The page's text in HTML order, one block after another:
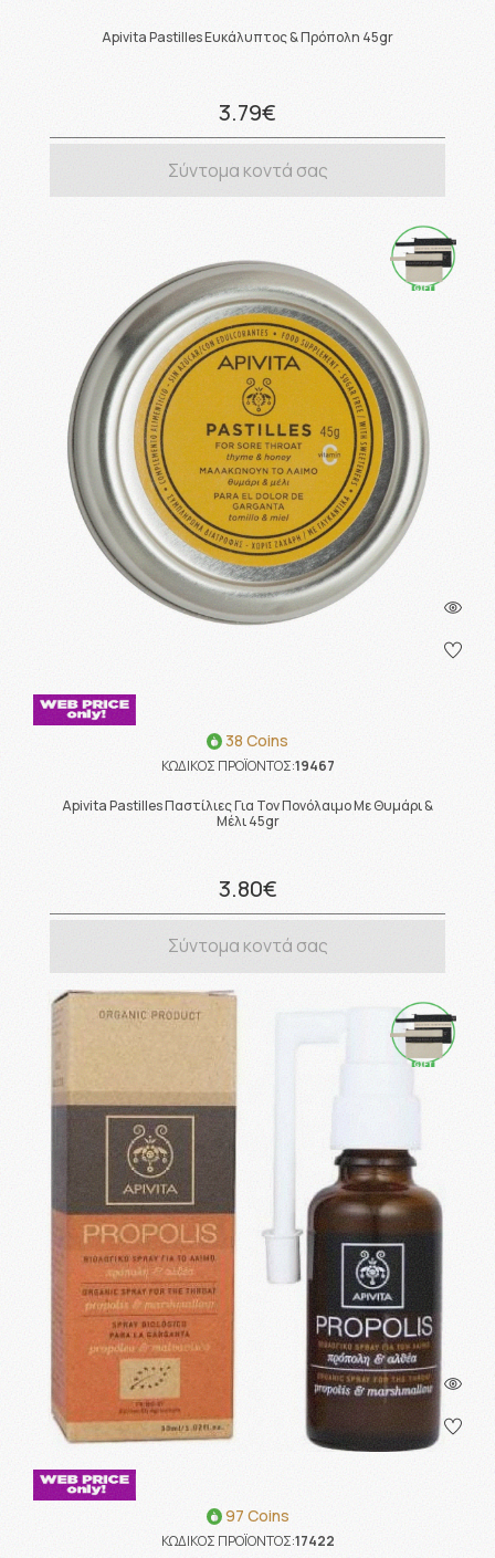
Apivita Pastilles Ευκάλυπτος & Πρόπολη 45gr
3.79€
Σύντομα κοντά σας
38 Coins
ΚΩΔΙΚΟΣ ΠΡΟΪΟΝΤΟΣ:19467
Apivita Pastilles Παστίλιες Για Τον Πονόλαιμο Με Θυμάρι &
Μέλι 45gr
3.80€
Σύντομα κοντά σας
97 Coins
ΚΩΔΙΚΟΣ ΠΡΟΪΟΝΤΟΣ:17422